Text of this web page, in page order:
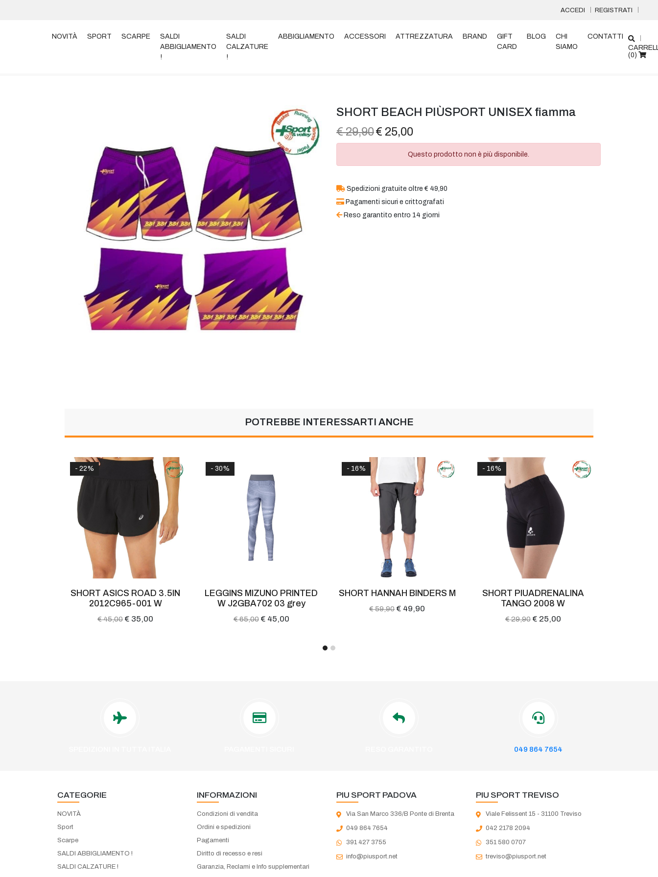
ACCEDI REGISTRATI
NOVITÀ SPORT SCARPE
SALDI
ABBIGLIAMENTO
!
SALDI
CALZATURE
!
ABBIGLIAMENTO ACCESSORI ATTREZZATURA BRAND
GIFT
CARD
BLOG
CHI
SIAMO
CONTATTI
(0)
SHORT BEACH PIÙSPORT UNISEX fiamma
€ 29,90€ 25,00
Questo prodotto non è più disponibile.
Spedizioni gratuite oltre € 49,90
Pagamenti sicuri e crittografati
Reso garantito entro 14 giorni
POTREBBE INTERESSARTI ANCHE
- 22%
SHORT ASICS ROAD 3.5IN
2012C965-001 W
€ 45,00 € 35,00
- 30%
LEGGINS MIZUNO PRINTED
W J2GBA702 03 grey
€ 65,00 € 45,00
- 16%
SHORT HANNAH BINDERS M
€ 59,90 € 49,90
- 16%
SHORT PIUADRENALINA
TANGO 2008 W
€ 29,90 € 25,00
049 864 7654
CATEGORIE
NOVITÀ
Sport
Scarpe
SALDI ABBIGLIAMENTO !
SALDI CALZATURE !
INFORMAZIONI
Condizioni di vendita
Ordini e spedizioni
Pagamenti
Diritto di recesso e resi
Garanzia, Reclami e Info supplementari
PIU SPORT PADOVA
Via San Marco 336/B Ponte di Brenta
049 864 7654
391 427 3755
info@piusport.net
PIU SPORT TREVISO
Viale Felissent 15 - 31100 Treviso
042 2178 2094
351 580 0707
treviso@piusport.net